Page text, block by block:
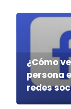
¿Cómo
persona
redes